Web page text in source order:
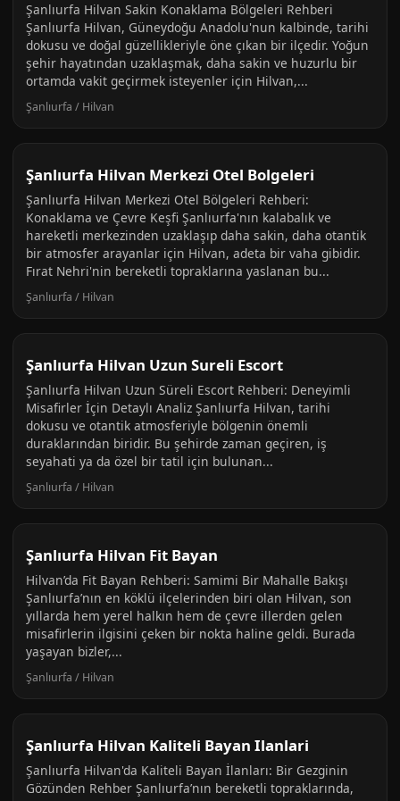
Şanlıurfa Hilvan Sakin Konaklama Bölgeleri Rehberi
Şanlıurfa Hilvan, Güneydoğu Anadolu'nun kalbinde, tarihi
dokusu ve doğal güzellikleriyle öne çıkan bir ilçedir. Yoğun
şehir hayatından uzaklaşmak, daha sakin ve huzurlu bir
ortamda vakit geçirmek isteyenler için Hilvan,...
Şanlıurfa / Hilvan
Şanlıurfa Hilvan Merkezi Otel Bolgeleri
Şanlıurfa Hilvan Merkezi Otel Bölgeleri Rehberi:
Konaklama ve Çevre Keşfi Şanlıurfa'nın kalabalık ve
hareketli merkezinden uzaklaşıp daha sakin, daha otantik
bir atmosfer arayanlar için Hilvan, adeta bir vaha gibidir.
Fırat Nehri'nin bereketli topraklarına yaslanan bu...
Şanlıurfa / Hilvan
Şanlıurfa Hilvan Uzun Sureli Escort
Şanlıurfa Hilvan Uzun Süreli Escort Rehberi: Deneyimli
Misafirler İçin Detaylı Analiz Şanlıurfa Hilvan, tarihi
dokusu ve otantik atmosferiyle bölgenin önemli
duraklarından biridir. Bu şehirde zaman geçiren, iş
seyahati ya da özel bir tatil için bulunan...
Şanlıurfa / Hilvan
Şanlıurfa Hilvan Fit Bayan
Hilvan’da Fit Bayan Rehberi: Samimi Bir Mahalle Bakışı
Şanlıurfa’nın en köklü ilçelerinden biri olan Hilvan, son
yıllarda hem yerel halkın hem de çevre illerden gelen
misafirlerin ilgisini çeken bir nokta haline geldi. Burada
yaşayan bizler,...
Şanlıurfa / Hilvan
Şanlıurfa Hilvan Kaliteli Bayan Ilanlari
Şanlıurfa Hilvan'da Kaliteli Bayan İlanları: Bir Gezginin
Gözünden Rehber Şanlıurfa’nın bereketli topraklarında,